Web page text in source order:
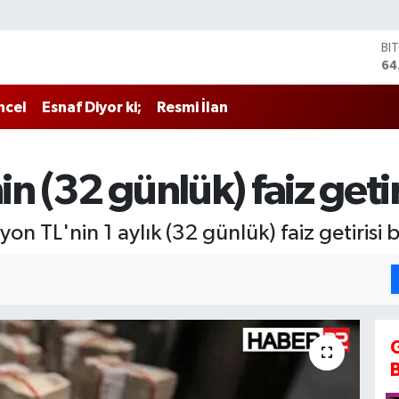
Esnaf Diyor ki; Resmi İlan
(32 günlük) faiz
TL'nin 1 aylık (32 günlük) faiz getirisi